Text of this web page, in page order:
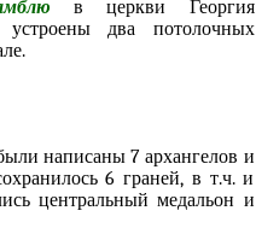
в церкви Георгия
два потолочных
написаны 7 архангелов и
6 граней, в т.ч. и
центральный медальон и